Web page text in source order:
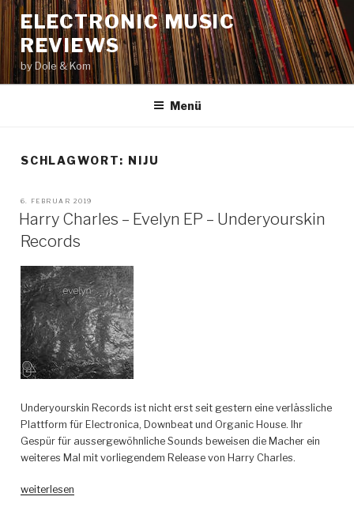
Zum
Inhalt
springen
ELECTRONIC MUSIC
REVIEWS
by Dole & Kom
Menü
SCHLAGWORT: NIJU
VERÖFFENTLICHT
6. FEBRUAR 2019
Harry Charles – Evelyn EP – Underyourskin
Records
Underyourskin Records ist nicht erst seit gestern eine verlässliche
Plattform für Electronica, Downbeat und Organic House. Ihr
Gespür für aussergewöhnliche Sounds beweisen die Macher ein
weiteres Mal mit vorliegendem Release von Harry Charles.
„Harry
weiterlesen